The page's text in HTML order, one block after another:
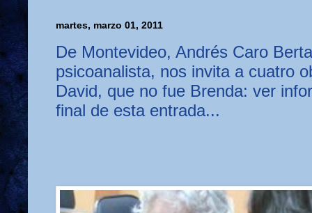
martes, marzo 01, 2011
De Montevideo, Andrés Caro
psicoanalista, nos invita a cuatro
David, que no fue Brenda: ver
final de esta entrada...